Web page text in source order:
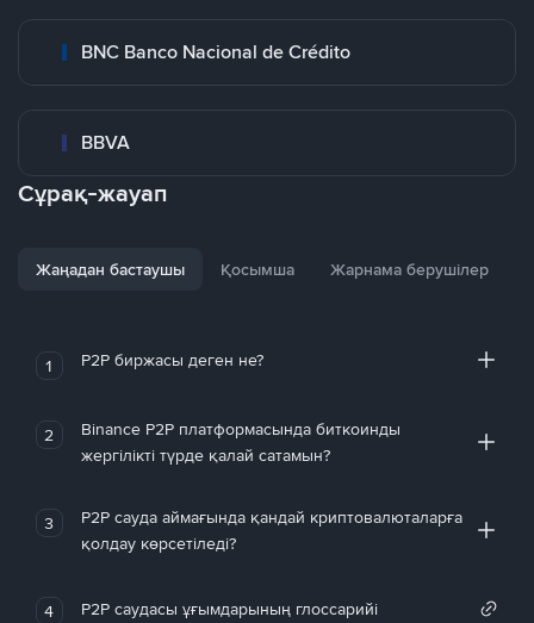
BNC Banco Nacional de Crédito
BBVA
Сұрақ-жауап
Жаңадан бастаушы Қосымша Жарнама берушілер
1 P2P биржасы деген не?
2
Binance P2P платформасында биткоинды
жергілікті түрде қалай сатамын?
3
P2P сауда аймағында қандай криптовалюталарға
қолдау көрсетіледі?
4 P2P саудасы ұғымдарының глоссарийі